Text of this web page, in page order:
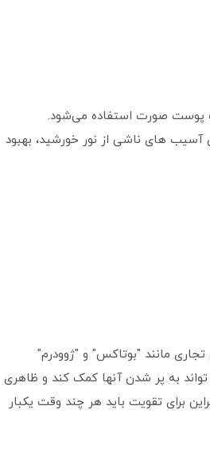
پوست صورت استفاده می‌شود.
های ناشی از نور خورشید، بهبود
تجاری مانند "بوتاکس" و "ژوودرم"
به پر شدن آنها کمک کند و ظاهری
برای تقویت باید هر چند وقت یکبار